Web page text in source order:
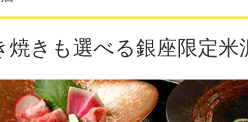
焼きも選べる銀座限定米